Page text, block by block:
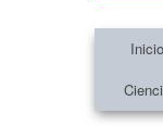
Inicio